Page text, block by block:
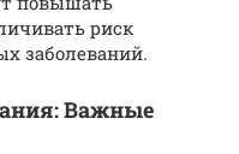
риск
заболеваний.
Важные